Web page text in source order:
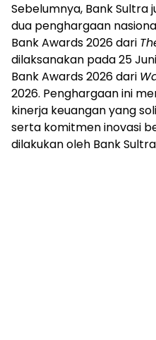
Sebelumnya, Bank Sultra
dua penghargaan
Bank Awards 2026 dari
dilaksanakan pada 25
Bank Awards 2026 dari
2026. Penghargaan ini
kinerja keuangan yang
serta komitmen inovasi
dilakukan oleh Bank